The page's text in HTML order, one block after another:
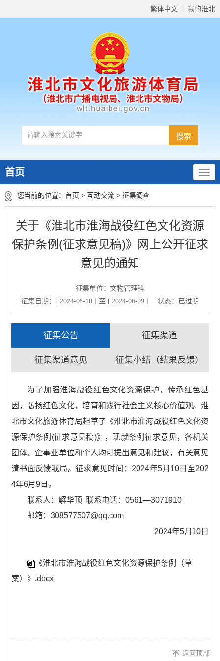
繁体中文 我的淮北
首页
您当前的位置： 首页 > 互动交流 > 征集调查
关于《淮北市淮海战役红色文化资源
保护条例(征求意见稿)》网上公开征求
意见的通知
征集单位：文物管理科
征集日期：[ 2024-05-10 ] 至 [ 2024-06-09 ]
状态： 已过期
征集公告 征集渠道
征集渠道意见 征集小结（结果反馈）
为了加强淮海战役红色文化资源保护，传承红色基
因，弘扬红色文化，培育和践行社会主义核心价值观。淮
北市文化旅游体育局起草了《淮北市淮海战役红色文化资
源保护条例(征求意见稿)》，现就条例征求意见，各机关
团体、企事业单位和个人均可提出意见和建议，有关意见
请书面反馈我局。征求意见时间：2024年5月10日至202
4年6月9日。
联系人：解华顶 联系电话：0561—3071910
邮箱：308577507@qq.com
2024年5月10日
《淮北市淮海战役红色文化资源保护条例（草
案）》.docx
返回顶部